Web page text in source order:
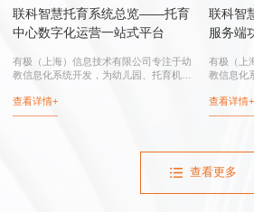
联科智慧托育系统总览——托育
中心数字化运营一站式平台
有极（上海）信息技术有限公司专注于幼
教信息化系统开发，为幼儿园、托育机
健院提供：联科智慧托育系统、联科智慧
托育信息平台、托育综合服务中心信息化
查看详情+
联科智
服务端
有极（上
教信息化
健院提供
平台、托
查看详情+
查看更多